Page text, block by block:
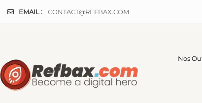
EMAIL : CONTACT@REFBAX.COM
Nos